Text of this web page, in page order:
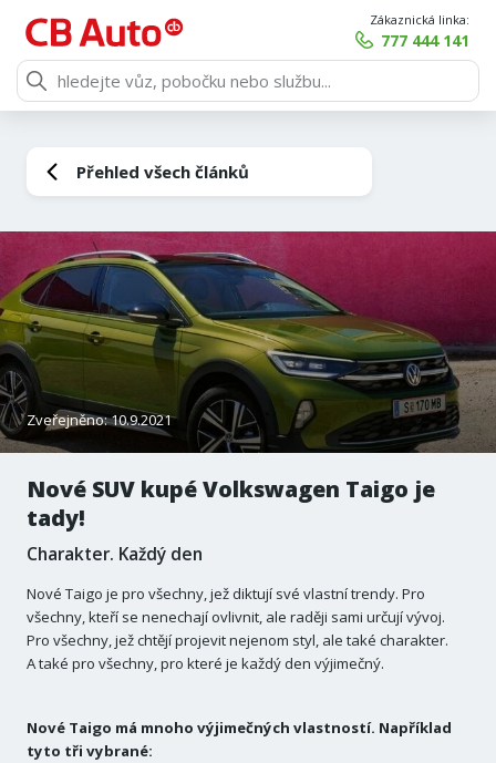
Zákaznická linka:
777 444 141
Přehled všech článků
Zveřejněno: 10.9.2021
Nové SUV kupé Volkswagen Taigo je
tady!
Charakter. Každý den
Nové Taigo je pro všechny, jež diktují své vlastní trendy. Pro
všechny, kteří se nenechají ovlivnit, ale raději sami určují vývoj.
Pro všechny, jež chtějí projevit nejenom styl, ale také charakter.
A také pro všechny, pro které je každý den výjimečný.
Nové Taigo má mnoho výjimečných vlastností. Například
tyto tři vybrané: